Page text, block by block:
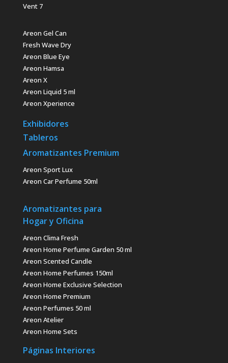
Vent 7
Areon Gel Can
Fresh Wave Dry
Areon Blue Eye
Areon Hamsa
Areon X
Areon Liquid 5 ml
Areon Xperience
Exhibidores
Tableros
Aromatizantes Premium
Areon Sport Lux
Areon Car Perfume 50ml
Aromatizantes para
Hogar y Oficina
Areon Clima Fresh
Areon Home Perfume Garden 50 ml
Areon Scented Candle
Areon Home Perfumes 150ml
Areon Home Exclusive Selection
Areon Home Premium
Areon Perfumes 50 ml
Areon Atelier
Areon Home Sets
Páginas Interiores